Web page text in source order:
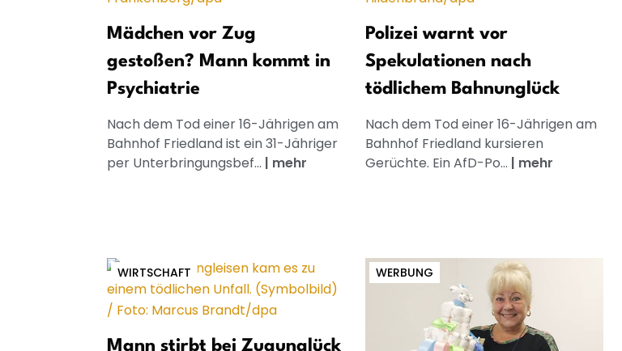
Mädchen vor Zug
gestoßen? Mann kommt in
Psychiatrie
Nach dem Tod einer 16-Jährigen am
Bahnhof Friedland ist ein 31-Jähriger
per Unterbringungsbef... | mehr
Polizei warnt vor
Spekulationen nach
tödlichem Bahnunglück
Nach dem Tod einer 16-Jährigen am
Bahnhof Friedland kursieren
Gerüchte. Ein AfD-Po... | mehr
WIRTSCHAFT
Mann stirbt bei Zugunglück
WERBUNG